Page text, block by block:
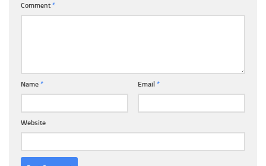
Comment *
Name * Email *
Website